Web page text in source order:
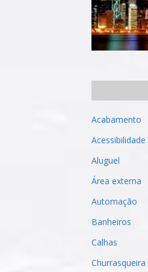
Acabamento
Acessibilidade
Aluguel
Área externa
Automação
Banheiros
Calhas
Churrasqueira